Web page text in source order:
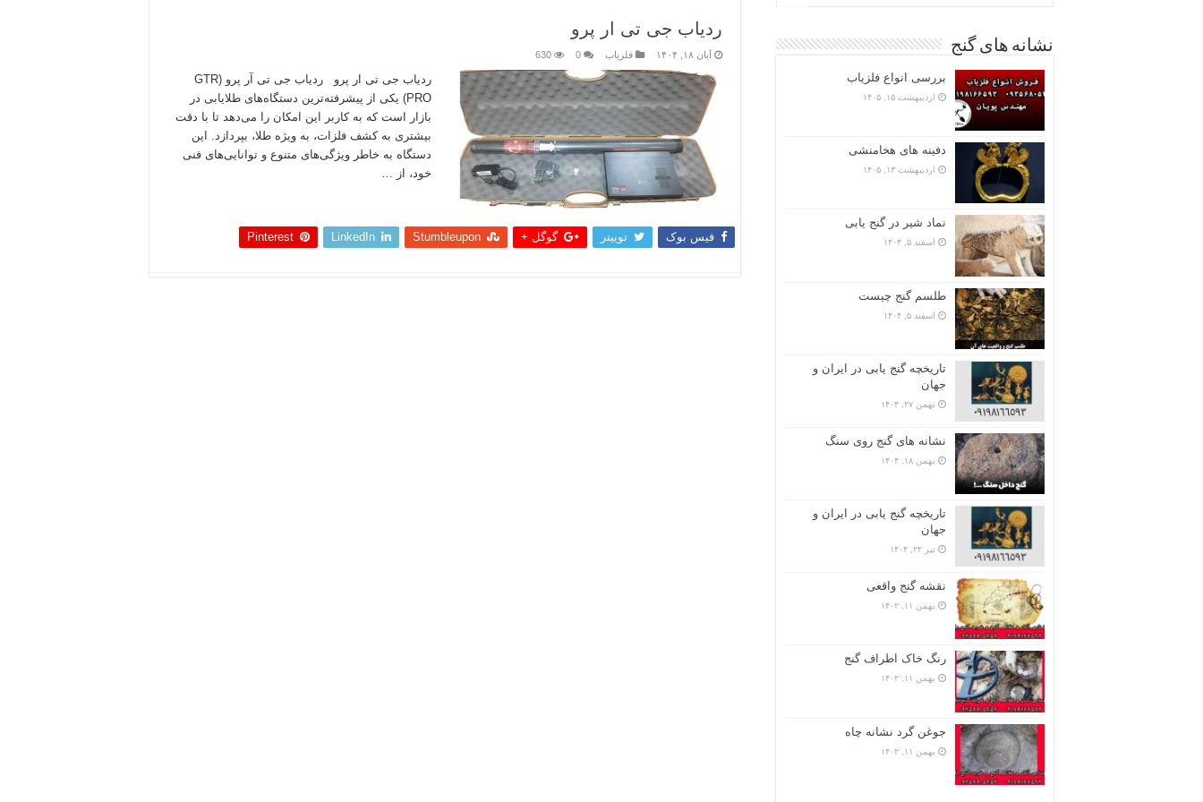
ردیاب جی تی ار پرو
آبان ۱۸, ۱۴۰۴ فلزیاب 0
630
ردیاب جی تی ار پرو ردیاب جی تی آر پرو (GTR
PRO) یکی از پیشرفته‌ترین دستگاه‌های طلایابی در
بازار است که به کاربر این امکان را می‌دهد تا با دقت
بیشتری به کشف فلزات، به ویژه طلا، بپردازد. این
دستگاه به خاطر ویژگی‌های متنوع و توانایی‌های فنی
خود، از …
فیس بوک توییتر گوگل + Stumbleupon
LinkedIn
Pinterest
نشانه های گنج
بررسی انواع فلزیاب
اردیبهشت ۱۵, ۱۴۰۵
دفینه های هخامنشی
اردیبهشت ۱۳, ۱۴۰۵
نماد شیر در گنج یابی
اسفند ۵, ۱۴۰۴
طلسم گنج چیست
اسفند ۵, ۱۴۰۴
تاریخچه گنج‌ یابی در ایران و
جهان
بهمن ۲۷, ۱۴۰۴
نشانه های گنج روی سنگ
بهمن ۱۸, ۱۴۰۴
تاریخچه گنج‌ یابی در ایران و
جهان
تیر ۲۲, ۱۴۰۴
نقشه گنج واقعی
بهمن ۱۱, ۱۴۰۲
رنگ خاک اطراف گنج
بهمن ۱۱, ۱۴۰۲
جوغن گرد نشانه چاه
بهمن ۱۱, ۱۴۰۲